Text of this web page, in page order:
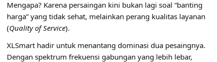
Mengapa? Karena persaingan kini bukan lagi soal “banting
harga” yang tidak sehat, melainkan perang kualitas layanan
(Quality of Service).
XLSmart hadir untuk menantang dominasi dua pesaingnya.
Dengan spektrum frekuensi gabungan yang lebih lebar,